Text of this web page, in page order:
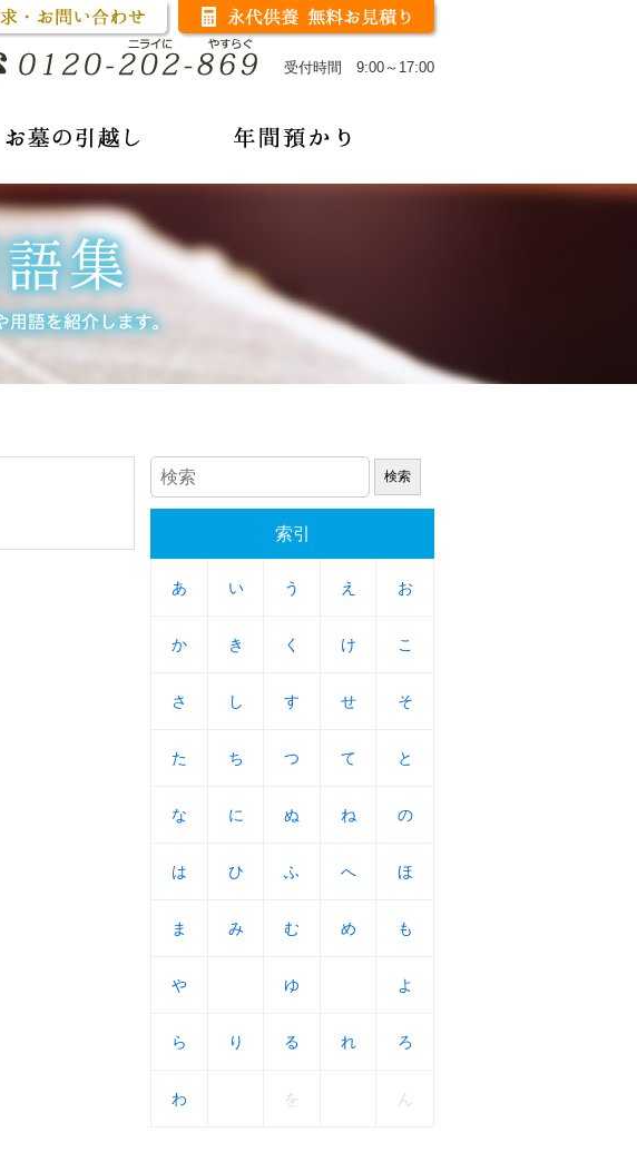
受付時間 9:00～17:00
索引
あ
あ い
い う
う え
え お
お
か
か き
き く
く け
け こ
こ
さ
さ し
し す
す せ
せ そ
そ
た
た ち
ち つ
つ て
て と
と
な
な に
に ぬ
ぬ ね
ね の
の
は
は ひ
ひ ふ
ふ へ
へ ほ
ほ
ま
ま み
み む
む め
め も
も
や
や ゆ
ゆ よ
よ
ら
ら り
り る
る れ
れ ろ
ろ
わ
わ を ん